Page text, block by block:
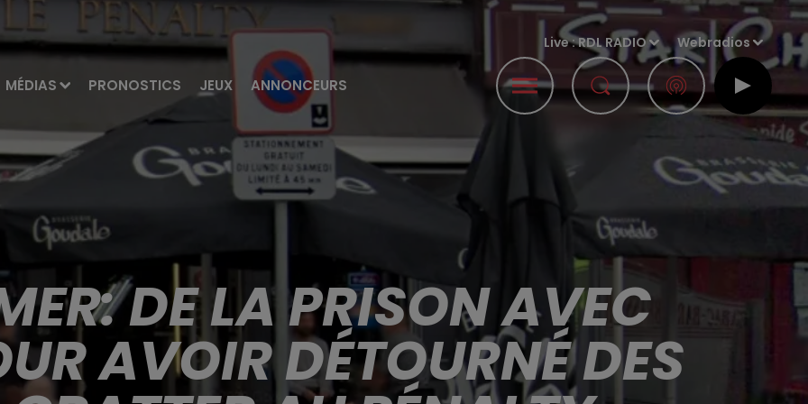
MÉDIAS PRONOSTICS JEUX ANNONCEURS
Live :RDL RADIO Webradios
DE LA PRISON AVEC
AVOIR DÉTOURNÉ DES